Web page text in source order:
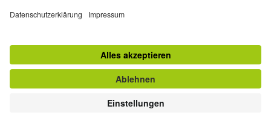
Datenschutz Privatsphäre-Einstellungen